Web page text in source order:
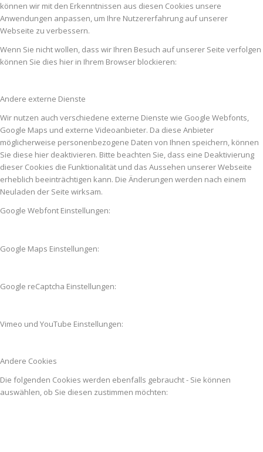
können wir mit den Erkenntnissen aus diesen Cookies unsere
Anwendungen anpassen, um Ihre Nutzererfahrung auf unserer
Webseite zu verbessern.
Wenn Sie nicht wollen, dass wir Ihren Besuch auf unserer Seite verfolgen
können Sie dies hier in Ihrem Browser blockieren:
Andere externe Dienste
Wir nutzen auch verschiedene externe Dienste wie Google Webfonts,
Google Maps und externe Videoanbieter. Da diese Anbieter
möglicherweise personenbezogene Daten von Ihnen speichern, können
Sie diese hier deaktivieren. Bitte beachten Sie, dass eine Deaktivierung
dieser Cookies die Funktionalität und das Aussehen unserer Webseite
erheblich beeinträchtigen kann. Die Änderungen werden nach einem
Neuladen der Seite wirksam.
Google Webfont Einstellungen:
Google Maps Einstellungen:
Google reCaptcha Einstellungen:
Vimeo und YouTube Einstellungen:
Andere Cookies
Die folgenden Cookies werden ebenfalls gebraucht - Sie können
auswählen, ob Sie diesen zustimmen möchten: